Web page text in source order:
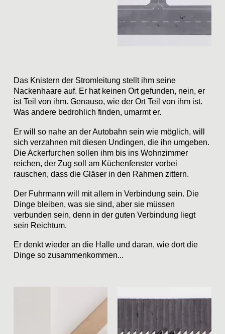
Das Knistern der Stromleitung stellt ihm seine
Nackenhaare auf. Er hat keinen Ort gefunden, nein, er
ist Teil von ihm. Genauso, wie der Ort Teil von ihm ist.
Was andere bedrohlich finden, umarmt er.
Er will so nahe an der Autobahn sein wie möglich, will
sich verzahnen mit diesen Undingen, die ihn umgeben.
Die Ackerfurchen sollen ihm bis ins Wohnzimmer
reichen, der Zug soll am Küchenfenster vorbei
rauschen, dass die Gläser in den Rahmen zittern.
Der Fuhrmann will mit allem in Verbindung sein. Die
Dinge bleiben, was sie sind, aber sie müssen
verbunden sein, denn in der guten Verbindung liegt
sein Reichtum.
Er denkt wieder an die Halle und daran, wie dort die
Dinge so zusammenkommen...